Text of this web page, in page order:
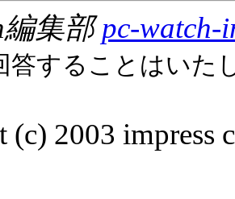
編集部pc-watch-
答することはいた
(c) 2003 impress